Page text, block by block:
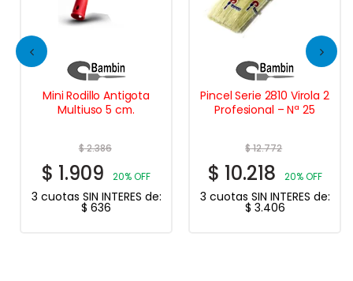
Mini Rodillo Antigota
Multiuso 5 cm.
$2.386
$ 1.909 20% OFF
3 cuotas SIN INTERES de:
$ 636
Pincel Serie 2810 Virola 2
Profesional – Nª 25
$12.772
$ 10.218 20% OFF
3 cuotas SIN INTERES de:
$ 3.406